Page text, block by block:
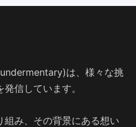
は、様々な挑
信しています。
み、その背景にある想い